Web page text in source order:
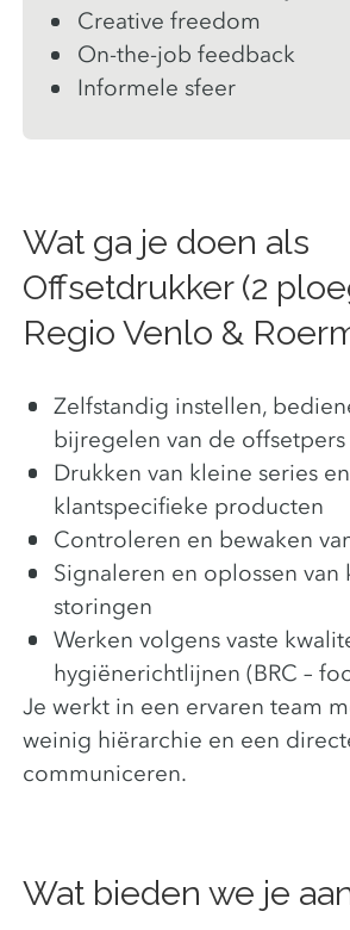
Creative freedom
On-the-job feedback
Informele sfeer
Wat ga je doen als
Offsetdrukker (2
Regio Venlo &
Zelfstandig instellen,
bijregelen van de offsetpers
Drukken van kleine series en
klantspecifieke producten
Controleren en bewaken
Signaleren en oplossen van
storingen
Werken volgens vaste
hygiënerichtlijnen (BRC –
Je werkt in een ervaren team
weinig hiërarchie en een
communiceren.
Wat bieden we je